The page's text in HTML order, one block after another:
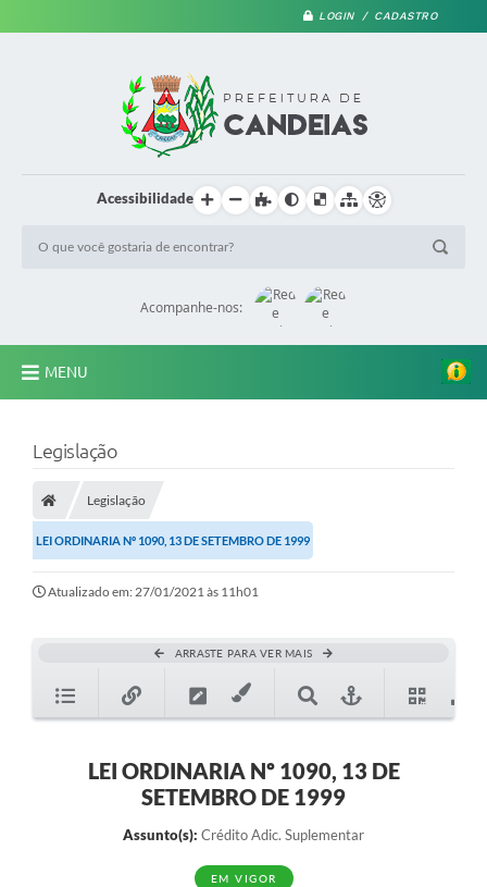
LOGIN / CADASTRO
Acessibilidade
Acompanhe-nos:
MENU
A Prefeitura
Diário Oficial
TRANSPARÊNCIA
Contato
Iluminação Pública
Conselhos Municipais
Legislação
Legislação
LEI ORDINARIA Nº 1090, 13 DE SETEMBRO DE 1999
Atualizado em: 27/01/2021 às 11h01
ARRASTE PARA VER MAIS
LEI ORDINARIA Nº 1090, 13 DE
SETEMBRO DE 1999
Assunto(s): Crédito Adic. Suplementar
EM VIGOR